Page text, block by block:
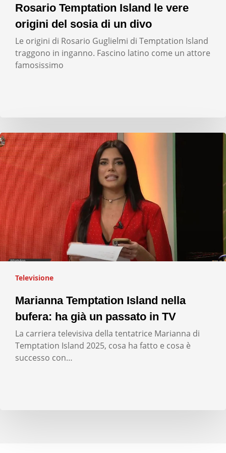
Rosario Temptation Island le vere
origini del sosia di un divo
Le origini di Rosario Guglielmi di Temptation Island
traggono in inganno. Fascino latino come un attore
famosissimo
Televisione
Marianna Temptation Island nella
bufera: ha già un passato in TV
La carriera televisiva della tentatrice Marianna di
Temptation Island 2025, cosa ha fatto e cosa è
successo con…